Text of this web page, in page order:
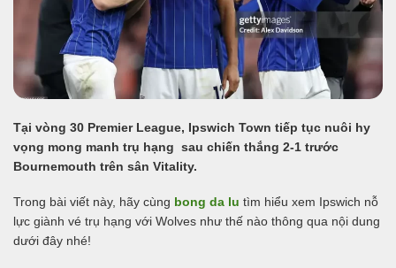
Tại vòng 30 Premier League, Ipswich Town tiếp tục nuôi hy
vọng mong manh trụ hạng sau chiến thắng 2-1 trước
Bournemouth trên sân Vitality.
Trong bài viết này, hãy cùng bong da lu tìm hiểu xem Ipswich nỗ
lực giành vé trụ hạng với Wolves như thế nào thông qua nội dung
dưới đây nhé!